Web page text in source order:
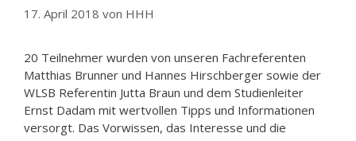
17. April 2018 von HHH
20 Teilnehmer wurden von unseren Fachreferenten
Matthias Brunner und Hannes Hirschberger sowie der
WLSB Referentin Jutta Braun und dem Studienleiter
Ernst Dadam mit wertvollen Tipps und Informationen
versorgt. Das Vorwissen, das Interesse und die